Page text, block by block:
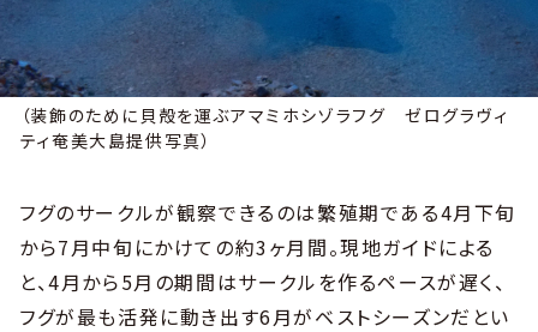
（装飾のために貝殻を運ぶアマミホシゾラフグ ゼログラヴィ
ティ奄美大島提供写真）
フグのサークルが観察できるのは繁殖期である4月下旬
から7月中旬にかけての約3ヶ月間。現地ガイドによる
と、4月から5月の期間はサークルを作るペースが遅く、
フグが最も活発に動き出す6月がベストシーズンだとい